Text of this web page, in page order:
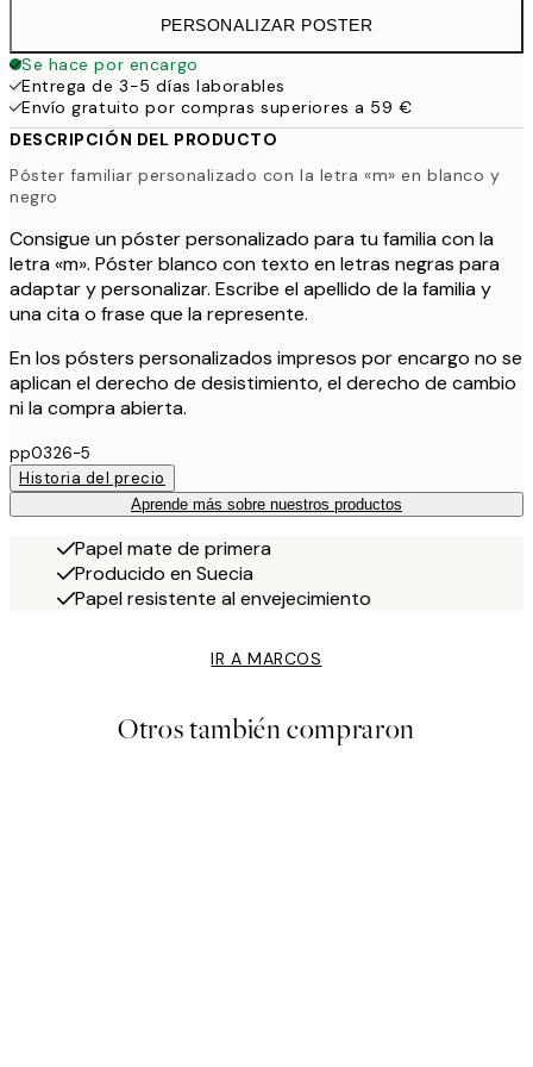
PERSONALIZAR POSTER
Se hace por encargo
Entrega de 3-5 días laborables
Envío gratuito por compras superiores a 59 €
DESCRIPCIÓN DEL PRODUCTO
Póster familiar personalizado con la letra «m» en blanco y
negro
Consigue un póster personalizado para tu familia con la
letra «m». Póster blanco con texto en letras negras para
adaptar y personalizar. Escribe el apellido de la familia y
una cita o frase que la represente.
En los pósters personalizados impresos por encargo no se
aplican el derecho de desistimiento, el derecho de cambio
ni la compra abierta.
pp0326-5
Historia del precio
Aprende más sobre nuestros productos
Papel mate de primera
Producido en Suecia
Papel resistente al envejecimiento
IR A MARCOS
Otros también compraron